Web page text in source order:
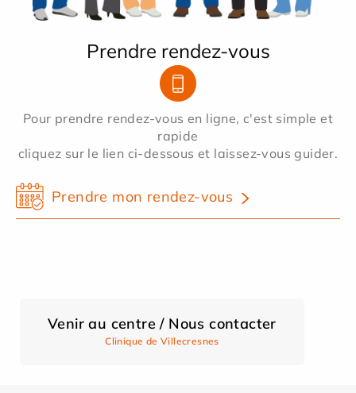
Prendre rendez-vous
Pour prendre rendez-vous en ligne, c'est simple et
rapide
cliquez sur le lien ci-dessous et laissez-vous guider.
Prendre mon rendez-vous
Venir au centre / Nous contacter
Clinique de Villecresnes